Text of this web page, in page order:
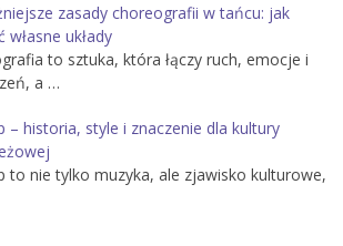
zasady choreografii w tańcu: jak
własne układy
to sztuka, która łączy ruch, emocje i
a …
– historia, style i znaczenie dla kultury
to nie tylko muzyka, ale zjawisko kulturowe,